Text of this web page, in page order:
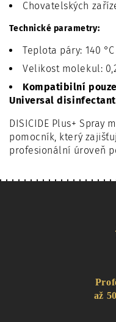
Chovatelských
Technické parametry:
Teplota páry: 140 °C
Velikost molekul:
Kompatibilní
Universal
DISICIDE Plus+ Spray
pomocník, který
profesionální úroveň
až